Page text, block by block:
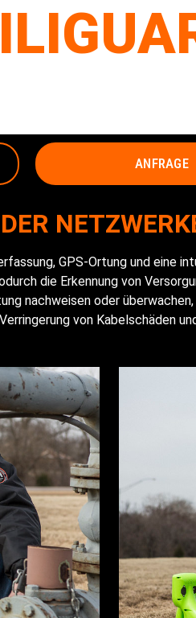
ANFRAGE
GPS-Ortung und eine
die Erkennung von
nachweisen oder
von Kabelschäden